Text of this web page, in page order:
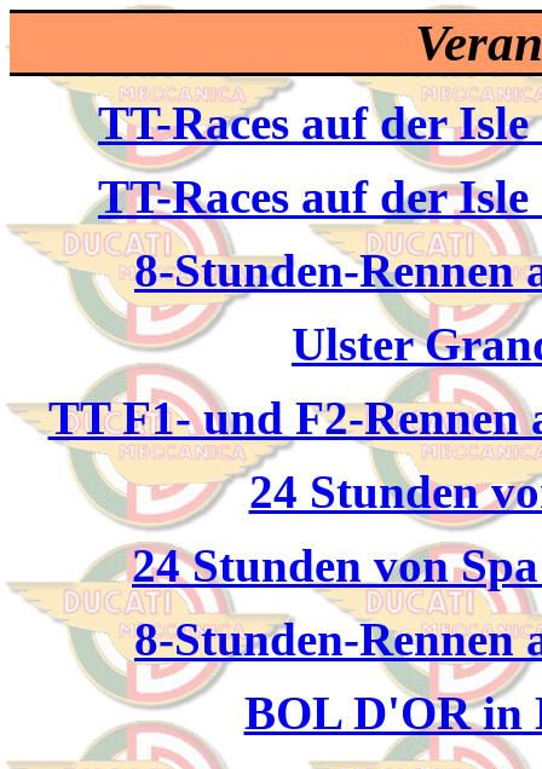
TT-Races auf der
TT-Races auf der
8-Stunden-
Ulster
TT F1- und F2-Rennen
24 Stunden
24 Stunden von
8-Stunden-
BOL D'OR in